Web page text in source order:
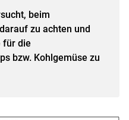
beim
zu achten und
für die
bzw. Kohlgemüse zu